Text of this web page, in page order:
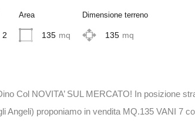
2
Area
135 mq
Dimensione terreno
135 mq
Col NOVITA’ SUL MERCATO! In posizione
Angeli) proponiamo in vendita MQ.135 VANI 7